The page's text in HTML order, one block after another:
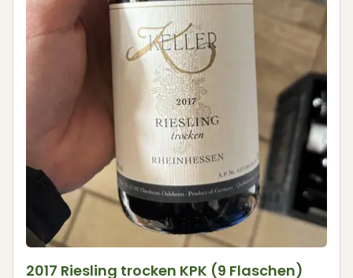
2017 Riesling trocken KPK (9 Flaschen)